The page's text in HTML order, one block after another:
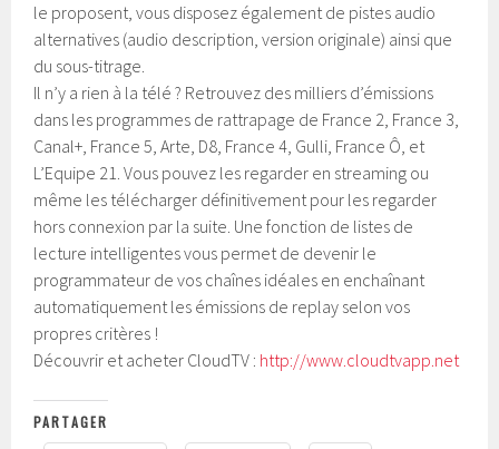
le proposent, vous disposez également de pistes audio
alternatives (audio description, version originale) ainsi que
du sous-titrage.
Il n’y a rien à la télé ? Retrouvez des milliers d’émissions
dans les programmes de rattrapage de France 2, France 3,
Canal+, France 5, Arte, D8, France 4, Gulli, France Ô, et
L’Equipe 21. Vous pouvez les regarder en streaming ou
même les télécharger définitivement pour les regarder
hors connexion par la suite. Une fonction de listes de
lecture intelligentes vous permet de devenir le
programmateur de vos chaînes idéales en enchaînant
automatiquement les émissions de replay selon vos
propres critères !
Découvrir et acheter CloudTV : http://www.cloudtvapp.net
PARTAGER